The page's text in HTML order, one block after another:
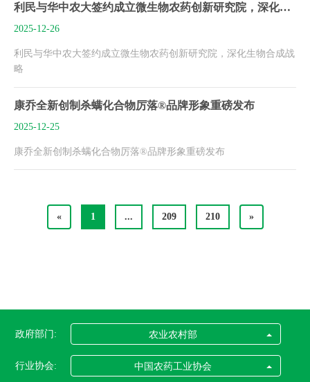
利民与华中农大签约成立微生物农药创新研究院，深化生物合成战略
2025-12-26
利民与华中农大签约成立微生物农药创新研究院，深化生物合成战
略
康乔全新创制杀螨化合物厉落®品牌形象重磅发布
2025-12-25
康乔全新创制杀螨化合物厉落®品牌形象重磅发布
« 1 ... 209 210 »
政府部门: 农业农村部
行业协会: 中国农药工业协会